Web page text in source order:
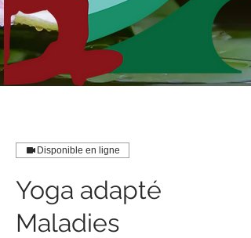
Disponible en ligne
Yoga adapté
Maladies